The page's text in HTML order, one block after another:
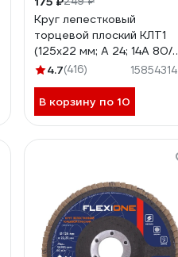
Круг лепестковый
торцевой плоский КЛТ1
(125х22 мм; А 24; 14А 80/
Р24) Луга 4603347338018
4.7(416) 15854314
В корзину по 10